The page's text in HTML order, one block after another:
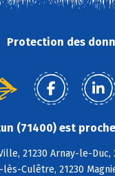
Protection des
(71400) est
21230 Arnay-le-Duc,
Culêtre, 21230